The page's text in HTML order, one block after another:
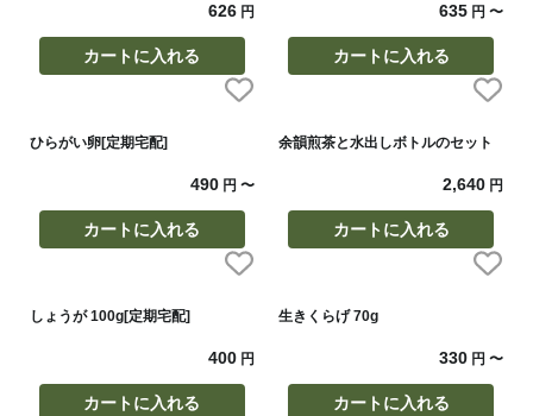
626円
カートに入れる
635 円〜
カートに入れる
ひらがい卵[定期宅配]
490円 〜
カートに入れる
余韻煎茶と水出しボトルのセット
2,640 円
カートに入れる
しょうが 100g[定期宅配]
400円
カートに入れる
生きくらげ 70g
330 円〜
カートに入れる